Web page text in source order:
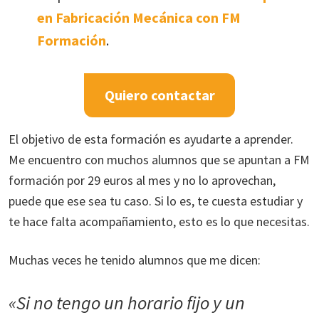
en Fabricación Mecánica con FM
Formación.
Quiero contactar
El objetivo de esta formación es ayudarte a aprender.
Me encuentro con muchos alumnos que se apuntan a FM
formación por 29 euros al mes y no lo aprovechan,
puede que ese sea tu caso. Si lo es, te cuesta estudiar y
te hace falta acompañamiento, esto es lo que necesitas.
Muchas veces he tenido alumnos que me dicen:
«Si no tengo un horario fijo y un